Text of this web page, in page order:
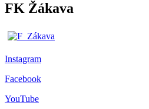
FK Žákava
Instagram
Facebook
YouTube